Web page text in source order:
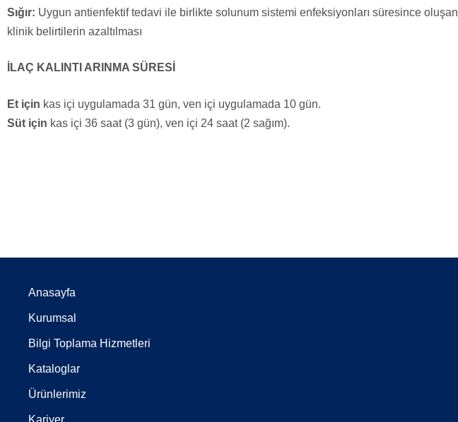
Sığır: Uygun antienfektif tedavi ile birlikte solunum sistemi enfeksiyonları süresince oluşan
klinik belirtilerin azaltılması
İLAÇ KALINTI ARINMA SÜRESİ
Et için kas içi uygulamada 31 gün, ven içi uygulamada 10 gün.
Süt için kas içi 36 saat (3 gün), ven içi 24 saat (2 sağım).
Anasayfa
Kurumsal
Bilgi Toplama Hizmetleri
Kataloglar
Ürünlerimiz